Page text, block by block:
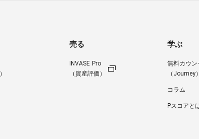
売る
INVASE Pro
（資産評価）
学ぶ
無料カウン
（Journey）
コラム
Pスコアと